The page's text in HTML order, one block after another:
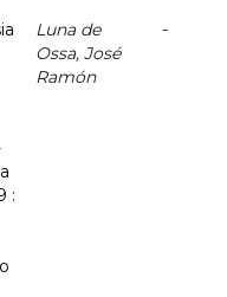
:
Luna de
Ossa, José
Ramón
-